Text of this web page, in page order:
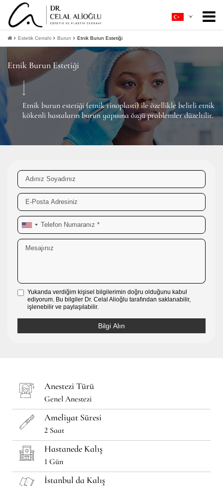
Hakkımda
Estetik Cerrahi
Ameliyatsız Estetik
Hasta Rehberi
İletişim
Estetik Cerrahi Burun Etnik Burun Estetiği
Etnik Burun Estetiği
Etnik burun estetiği (etnik rinoplasti) ile özellikle belirli etnik
kökenli hastaların burun yapısına özgü problemler düzeltilir.
Yukarıda verdiğim kişisel bilgilerimin doğru olduğunu kabul
ediyorum. Bu bilgiler Dr. Celal Alioğlu tarafından saklanabilir,
işlenebilir ve paylaşılabilir.
Anestezi Türü
Genel Anestezi
Ameliyat Süresi
2 Saat
Hastanede Kalış
1 Gün
İstanbul da Kalış